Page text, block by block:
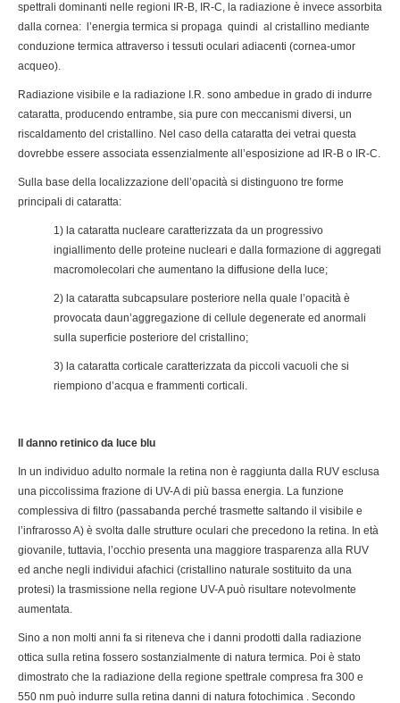
spettrali dominanti nelle regioni IR-B, IR-C, la radiazione è invece assorbita
dalla cornea: l’energia termica si propaga quindi al cristallino mediante
conduzione termica attraverso i tessuti oculari adiacenti (cornea-umor
acqueo).
Radiazione visibile e la radiazione I.R. sono ambedue in grado di indurre
cataratta, producendo entrambe, sia pure con meccanismi diversi, un
riscaldamento del cristallino. Nel caso della cataratta dei vetrai questa
dovrebbe essere associata essenzialmente all’esposizione ad IR-B o IR-C.
Sulla base della localizzazione dell’opacità si distinguono tre forme
principali di cataratta:
1) la cataratta nucleare caratterizzata da un progressivo
ingiallimento delle proteine nucleari e dalla formazione di aggregati
macromolecolari che aumentano la diffusione della luce;
2) la cataratta subcapsulare posteriore nella quale l’opacità è
provocata daun’aggregazione di cellule degenerate ed anormali
sulla superficie posteriore del cristallino;
3) la cataratta corticale caratterizzata da piccoli vacuoli che si
riempiono d’acqua e frammenti corticali.
Il danno retinico da luce blu
In un individuo adulto normale la retina non è raggiunta dalla RUV esclusa
una piccolissima frazione di UV-A di più bassa energia. La funzione
complessiva di filtro (passabanda perché trasmette saltando il visibile e
l’infrarosso A) è svolta dalle strutture oculari che precedono la retina. In età
giovanile, tuttavia, l’occhio presenta una maggiore trasparenza alla RUV
ed anche negli individui afachici (cristallino naturale sostituito da una
protesi) la trasmissione nella regione UV-A può risultare notevolmente
aumentata.
Sino a non molti anni fa si riteneva che i danni prodotti dalla radiazione
ottica sulla retina fossero sostanzialmente di natura termica. Poi è stato
dimostrato che la radiazione della regione spettrale compresa fra 300 e
550 nm può indurre sulla retina danni di natura fotochimica . Secondo